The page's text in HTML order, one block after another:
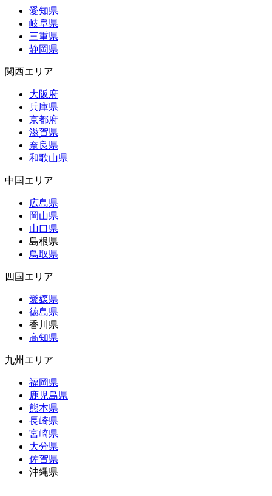
愛知県
岐阜県
三重県
静岡県
関西エリア
大阪府
兵庫県
京都府
滋賀県
奈良県
和歌山県
中国エリア
広島県
岡山県
山口県
島根県
鳥取県
四国エリア
愛媛県
徳島県
香川県
高知県
九州エリア
福岡県
鹿児島県
熊本県
長崎県
宮崎県
大分県
佐賀県
沖縄県